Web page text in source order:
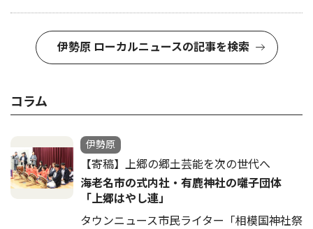
伊勢原 ローカルニュースの記事を検索
コラム
伊勢原
【寄稿】上郷の郷土芸能を次の世代へ
海老名市の式内社・有鹿神社の囃子団体
「上郷はやし連」
タウンニュース市民ライター「相模国神社祭